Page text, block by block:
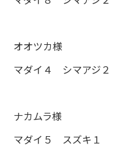
オオツカ様
マダイ４ シマアジ
ナカムラ様
マダイ５ スズキ１